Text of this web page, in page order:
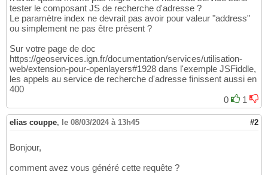
tester le composant JS de recherche d'adresse ?
Le paramètre index ne devrait pas avoir pour valeur "address"
ou simplement ne pas être présent ?
Sur votre page de doc
https://geoservices.ign.fr/documentation/services/utilisation-
web/extension-pour-openlayers#1928 dans l'exemple JSFiddle,
les appels au service de recherche d'adresse finissent aussi en
400
0
1
elias couppe, le 08/03/2024 à 13h45 #2
Bonjour,
comment avez vous généré cette requête ?